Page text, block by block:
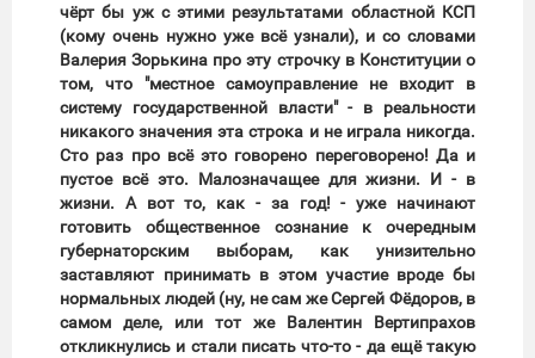
чёрт бы уж с этими результатами областной КСП
(кому очень нужно уже всё узнали), и со словами
Валерия Зорькина про эту строчку в Конституции о
том, что "местное самоуправление не входит в
систему государственной власти" - в реальности
никакого значения эта строка и не играла никогда.
Сто раз про всё это говорено переговорено! Да и
пустое всё это. Малозначащее для жизни. И - в
жизни. А вот то, как - за год! - уже начинают
готовить общественное сознание к очередным
губернаторским выборам, как унизительно
заставляют принимать в этом участие вроде бы
нормальных людей (ну, не сам же Сергей Фёдоров, в
самом деле, или тот же Валентин Вертипрахов
откликнулись и стали писать что-то - да ещё такую